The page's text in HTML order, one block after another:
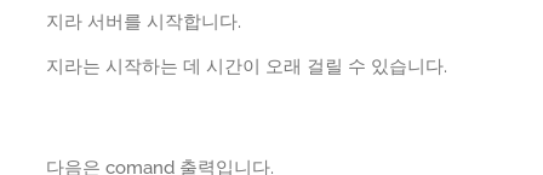
지라 서버를 시작합니다.
지라는 시작하는 데 시간이 오래 걸릴 수 있습니다.
다음은 comand 출력입니다.